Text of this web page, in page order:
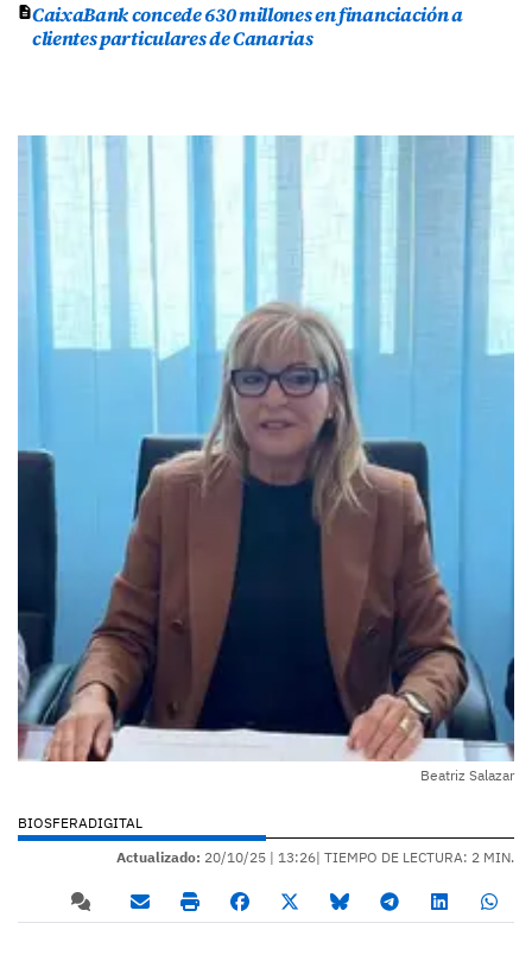
CaixaBank concede 630 millones en financiación a
clientes particulares de Canarias
Beatriz Salazar
BIOSFERADIGITAL
Actualizado: 20/10/25 | 13:26| TIEMPO DE LECTURA: 2 MIN.